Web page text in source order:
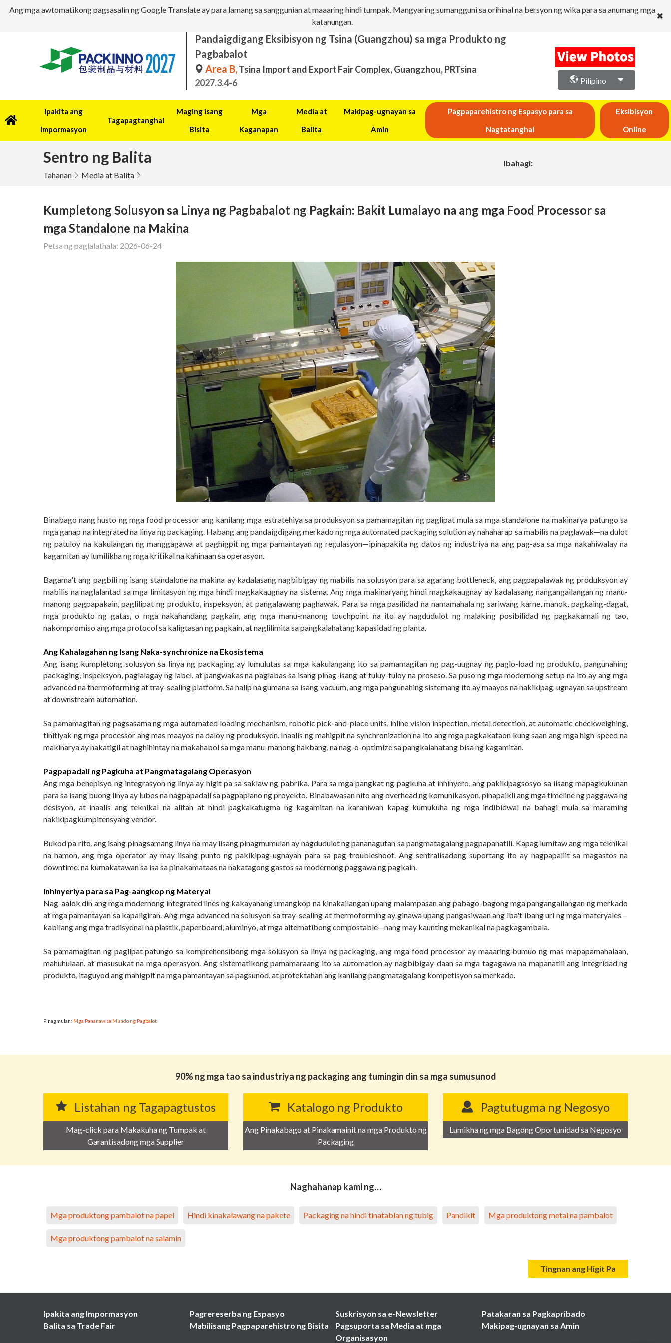
Ang mga awtomatikong pagsasalin ng Google Translate ay para lamang sa sanggunian at maaaring hindi tumpak. Mangyaring sumangguni sa orihinal na bersyon ng wika para sa anumang mga
katanungan.
Pandaigdigang Eksibisyon ng Tsina (Guangzhou) sa mga Produkto ng
Pagbabalot
Area B,Tsina Import and Export Fair Complex, Guangzhou, PRTsina
2027.3.4-6
Pilipino
Ipakita ang
Impormasyon
Tagapagtanghal
Maging isang
Bisita
Mga
Kaganapan
Media at
Balita
Makipag-ugnayan sa
Amin
Pagpaparehistro ng Espasyo para sa
Nagtatanghal
Eksibisyon
Online
Sentro ng Balita
Tahanan Media at Balita
Ibahagi:
Kumpletong Solusyon sa Linya ng Pagbabalot ng Pagkain: Bakit Lumalayo na ang mga Food Processor sa
mga Standalone na Makina
Petsa ng paglalathala: 2026-06-24
Binabago nang husto ng mga food processor ang kanilang mga estratehiya sa produksyon sa pamamagitan ng paglipat mula sa mga standalone na makinarya patungo sa
mga ganap na integrated na linya ng packaging. Habang ang pandaigdigang merkado ng mga automated packaging solution ay nahaharap sa mabilis na paglawak—na dulot
ng patuloy na kakulangan ng manggagawa at paghigpit ng mga pamantayan ng regulasyon—ipinapakita ng datos ng industriya na ang pag-asa sa mga nakahiwalay na
kagamitan ay lumilikha ng mga kritikal na kahinaan sa operasyon.
Bagama't ang pagbili ng isang standalone na makina ay kadalasang nagbibigay ng mabilis na solusyon para sa agarang bottleneck, ang pagpapalawak ng produksyon ay
mabilis na naglalantad sa mga limitasyon ng mga hindi magkakaugnay na sistema. Ang mga makinaryang hindi magkakaugnay ay kadalasang nangangailangan ng manu-
manong pagpapakain, paglilipat ng produkto, inspeksyon, at pangalawang paghawak. Para sa mga pasilidad na namamahala ng sariwang karne, manok, pagkaing-dagat,
mga produkto ng gatas, o mga nakahandang pagkain, ang mga manu-manong touchpoint na ito ay nagdudulot ng malaking posibilidad ng pagkakamali ng tao,
nakompromiso ang mga protocol sa kaligtasan ng pagkain, at naglilimita sa pangkalahatang kapasidad ng planta.
Ang Kahalagahan ng Isang Naka-synchronize na Ekosistema
Ang isang kumpletong solusyon sa linya ng packaging ay lumulutas sa mga kakulangang ito sa pamamagitan ng pag-uugnay ng paglo-load ng produkto, pangunahing
packaging, inspeksyon, paglalagay ng label, at pangwakas na paglabas sa isang pinag-isang at tuluy-tuloy na proseso. Sa puso ng mga modernong setup na ito ay ang mga
advanced na thermoforming at tray-sealing platform. Sa halip na gumana sa isang vacuum, ang mga pangunahing sistemang ito ay maayos na nakikipag-ugnayan sa upstream
at downstream automation.
Sa pamamagitan ng pagsasama ng mga automated loading mechanism, robotic pick-and-place units, inline vision inspection, metal detection, at automatic checkweighing,
tinitiyak ng mga processor ang mas maayos na daloy ng produksyon. Inaalis ng mahigpit na synchronization na ito ang mga pagkakataon kung saan ang mga high-speed na
makinarya ay nakatigil at naghihintay na makahabol sa mga manu-manong hakbang, na nag-o-optimize sa pangkalahatang bisa ng kagamitan.
Pagpapadali ng Pagkuha at Pangmatagalang Operasyon
Ang mga benepisyo ng integrasyon ng linya ay higit pa sa saklaw ng pabrika. Para sa mga pangkat ng pagkuha at inhinyero, ang pakikipagsosyo sa iisang mapagkukunan
para sa isang buong linya ay lubos na nagpapadali sa pagpaplano ng proyekto. Binabawasan nito ang overhead ng komunikasyon, pinapaikli ang mga timeline ng paggawa ng
desisyon, at inaalis ang teknikal na alitan at hindi pagkakatugma ng kagamitan na karaniwan kapag kumukuha ng mga indibidwal na bahagi mula sa maraming
nakikipagkumpitensyang vendor.
Bukod pa rito, ang isang pinagsamang linya na may iisang pinagmumulan ay nagdudulot ng pananagutan sa pangmatagalang pagpapanatili. Kapag lumitaw ang mga teknikal
na hamon, ang mga operator ay may iisang punto ng pakikipag-ugnayan para sa pag-troubleshoot. Ang sentralisadong suportang ito ay nagpapaliit sa magastos na
downtime, na kumakatawan sa isa sa pinakamataas na nakatagong gastos sa modernong paggawa ng pagkain.
Inhinyeriya para sa Pag-aangkop ng Materyal
Nag-aalok din ang mga modernong integrated lines ng kakayahang umangkop na kinakailangan upang malampasan ang pabago-bagong mga pangangailangan ng merkado
at mga pamantayan sa kapaligiran. Ang mga advanced na solusyon sa tray-sealing at thermoforming ay ginawa upang pangasiwaan ang iba't ibang uri ng mga materyales—
kabilang ang mga tradisyonal na plastik, paperboard, aluminyo, at mga alternatibong compostable—nang may kaunting mekanikal na pagkagambala.
Sa pamamagitan ng paglipat patungo sa komprehensibong mga solusyon sa linya ng packaging, ang mga food processor ay maaaring bumuo ng mas mapapamahalaan,
mahuhulaan, at masusukat na mga operasyon. Ang sistematikong pamamaraang ito sa automation ay nagbibigay-daan sa mga tagagawa na mapanatili ang integridad ng
produkto, itaguyod ang mahigpit na mga pamantayan sa pagsunod, at protektahan ang kanilang pangmatagalang kompetisyon sa merkado.
Pinagmulan: Mga Pananaw sa Mundo ng Pagbalot
90% ng mga tao sa industriya ng packaging ang tumingin din sa mga sumusunod
Listahan ng Tagapagtustos
Mag-click para Makakuha ng Tumpak at
Garantisadong mga Supplier
Katalogo ng Produkto
Ang Pinakabago at Pinakamainit na mga Produkto ng
Packaging
Pagtutugma ng Negosyo
Lumikha ng mga Bagong Oportunidad sa Negosyo
Naghahanap kami ng…
Mga produktong pambalot na papel Hindi kinakalawang na pakete Packaging na hindi tinatablan ng tubig Pandikit Mga produktong metal na pambalot
Mga produktong pambalot na salamin
Tingnan ang Higit Pa
Ipakita ang Impormasyon
Balita sa Trade Fair
Pagrereserba ng Espasyo
Mabilisang Pagpaparehistro ng Bisita
Suskrisyon sa e-Newsletter
Pagsuporta sa Media at mga
Organisasyon
Patakaran sa Pagkapribado
Makipag-ugnayan sa Amin